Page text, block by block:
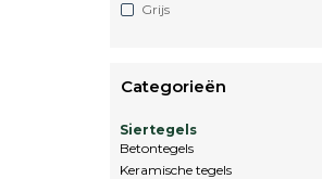
Grijs
Categorieën
Siertegels
Betontegels
Keramische tegels